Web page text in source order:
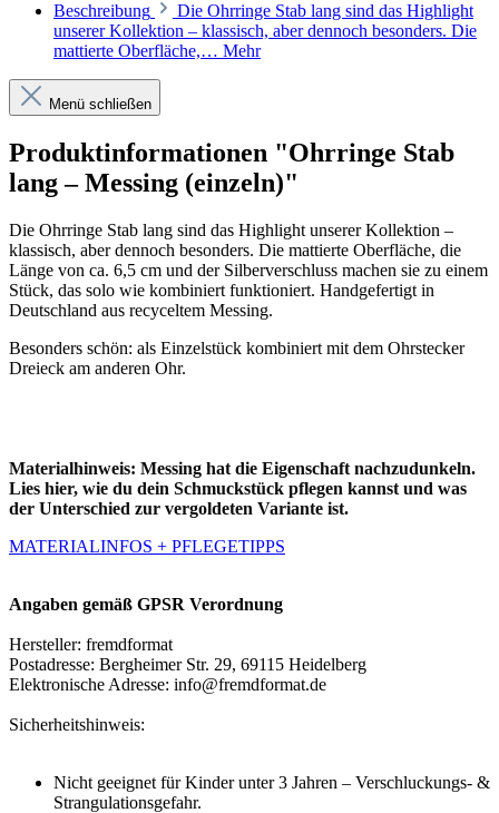
Beschreibung
Die Ohrringe Stab lang sind das Highlight
unserer Kollektion – klassisch, aber dennoch besonders. Die
mattierte Oberfläche,… Mehr
Menü schließen
Produktinformationen "Ohrringe Stab
lang – Messing (einzeln)"
Die Ohrringe Stab lang sind das Highlight unserer Kollektion –
klassisch, aber dennoch besonders. Die mattierte Oberfläche, die
Länge von ca. 6,5 cm und der Silberverschluss machen sie zu einem
Stück, das solo wie kombiniert funktioniert. Handgefertigt in
Deutschland aus recyceltem Messing.
Besonders schön: als Einzelstück kombiniert mit dem Ohrstecker
Dreieck am anderen Ohr.
Materialhinweis: Messing hat die Eigenschaft nachzudunkeln.
Lies hier, wie du dein Schmuckstück pflegen kannst und was
der Unterschied zur vergoldeten Variante ist.
MATERIALINFOS + PFLEGETIPPS
Angaben gemäß GPSR Verordnung
Hersteller: fremdformat
Postadresse: Bergheimer Str. 29, 69115 Heidelberg
Elektronische Adresse: info@fremdformat.de
Sicherheitshinweis:
Nicht geeignet für Kinder unter 3 Jahren – Verschluckungs- &
Strangulationsgefahr.